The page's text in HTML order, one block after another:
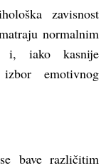
zavisnost
normalnim
i, iako kasnije
emotivnog
bave različitim